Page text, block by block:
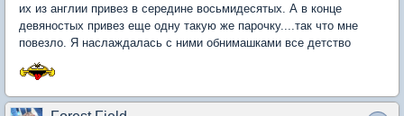
их из англии привез в середине восьмидесятых. А в конце
девяностых привез еще одну такую же парочку....так что мне
повезло. Я наслаждалась с ними обнимашками все детство